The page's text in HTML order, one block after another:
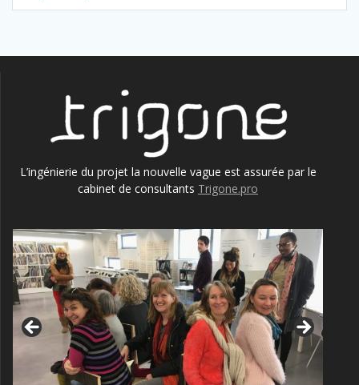
L’ingénierie du projet la nouvelle vague est assurée par le
cabinet de consultants Trigone.pro